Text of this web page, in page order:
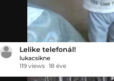
Lelike telefonál!
lukacsikne
119 views 18 éve